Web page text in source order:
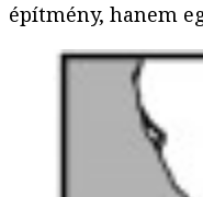
építmény, hanem